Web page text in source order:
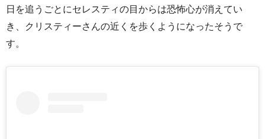
日を追うごとにセレスティの目からは恐怖心が消えてい
き、クリスティーさんの近くを歩くようになったそうで
す。